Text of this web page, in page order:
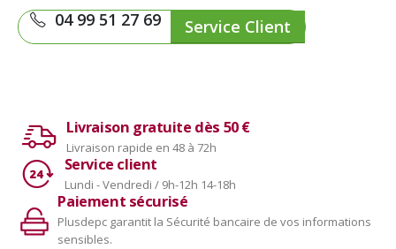
04 99 51 27 69 Service Client
Livraison gratuite dès 50 €
Livraison rapide en 48 à 72h
Service client
Lundi - Vendredi / 9h-12h 14-18h
Paiement sécurisé
Plusdepc garantit la Sécurité bancaire de vos informations
sensibles.